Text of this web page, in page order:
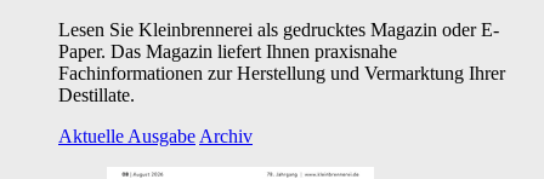
Lesen Sie Kleinbrennerei als gedrucktes Magazin oder E-
Paper. Das Magazin liefert Ihnen praxisnahe
Fachinformationen zur Herstellung und Vermarktung Ihrer
Destillate.
Aktuelle Ausgabe Archiv